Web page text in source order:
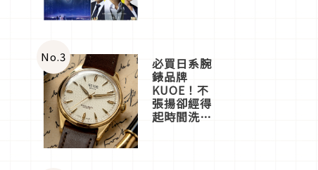
No.3 必買日系腕
錶品牌
KUOE！不
張揚卻經得
起時間洗鍊